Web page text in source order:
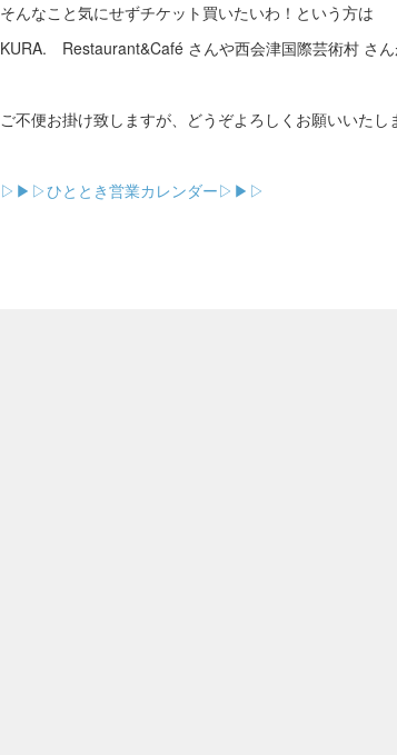
そんなこと気にせずチケット買いたいわ！という方は
KURA. Restaurant&Café さんや西会津国際芸術村 さん
ご不便お掛け致しますが、どうぞよろしくお願いいたし
▷▶▷ひととき営業カレンダー▷▶▷